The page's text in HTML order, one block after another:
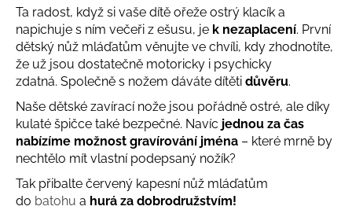
Ta radost, když si vaše dítě ořeže ostrý klacík a
napichuje s ním večeři z ešusu, je k nezaplacení. První
dětský nůž mláďatům věnujte ve chvíli, kdy zhodnotíte,
že už jsou dostatečně motoricky i psychicky
zdatná. Společně s nožem dáváte dítěti důvěru.
Naše dětské zavírací nože jsou pořádně ostré, ale díky
kulaté špičce také bezpečné. Navíc jednou za čas
nabízíme možnost gravírování jména – které mrně by
nechtělo mít vlastní podepsaný nožík?
Tak přibalte červený kapesní nůž mláďatům
do batohu a hurá za dobrodružstvím!
u
j
e
t
e
n
á
j
s
ť